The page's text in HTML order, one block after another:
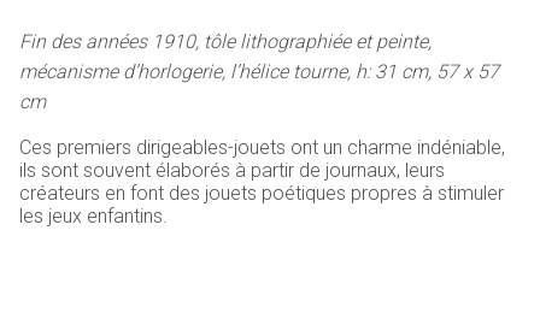
Fin des années 1910, tôle lithographiée et peinte,
mécanisme d’horlogerie, l’hélice tourne, h: 31 cm, 57 x 57
cm
Ces premiers dirigeables-jouets ont un charme indéniable,
ils sont souvent élaborés à partir de journaux, leurs
créateurs en font des jouets poétiques propres à stimuler
les jeux enfantins.